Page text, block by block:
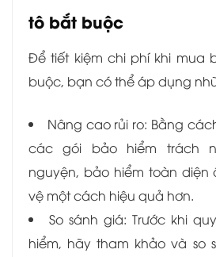
tô bắt buộc
Để tiết kiệm chi phí khi mua
buộc, bạn có thể áp dụng
Nâng cao rủi ro: Bằng
các gói bảo hiểm trách
nguyện, bảo hiểm toàn
vệ một cách hiệu quả hơn.
So sánh giá: Trước khi
hiểm, hãy tham khảo và so